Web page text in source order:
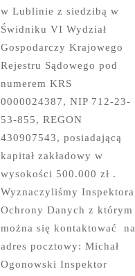
w Lublinie z siedzibą w
Świdniku VI Wydział
Gospodarczy Krajowego
Rejestru Sądowego pod
numerem KRS
0000024387, NIP 712-23-
53-855, REGON
430907543, posiadającą
kapitał zakładowy w
wysokości 500.000 zł .
Wyznaczyliśmy Inspektora
Ochrony Danych z którym
można się kontaktować na
adres pocztowy: Michał
Ogonowski Inspektor